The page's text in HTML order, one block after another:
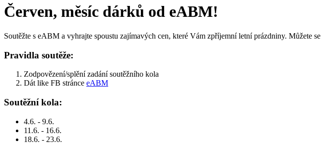
Červen, měsíc dárků od eABM!
Soutěžte s eABM a vyhrajte spoustu zajímavých cen, které Vám zpříjemní letní prázdniny. Můžete
Pravidla soutěže:
Zodpovězení/splění zadání soutěžního kola
Dát like FB stránce eABM
Soutěžní kola:
4.6. - 9.6.
11.6. - 16.6.
18.6. - 23.6.